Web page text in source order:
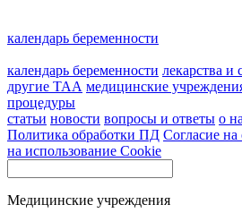
календарь беременности
календарь беременности лекарства и
другие ТАА медицинские
процедуры
статьи новости вопросы и ответы о
Политика обработки ПД Согласие
на использование Cookie
Медицинские учреждения